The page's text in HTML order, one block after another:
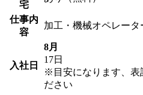
宅
仕事内
容
加工・機械オペレータ
入社日
8月
17日
※目安になります、表
ださい